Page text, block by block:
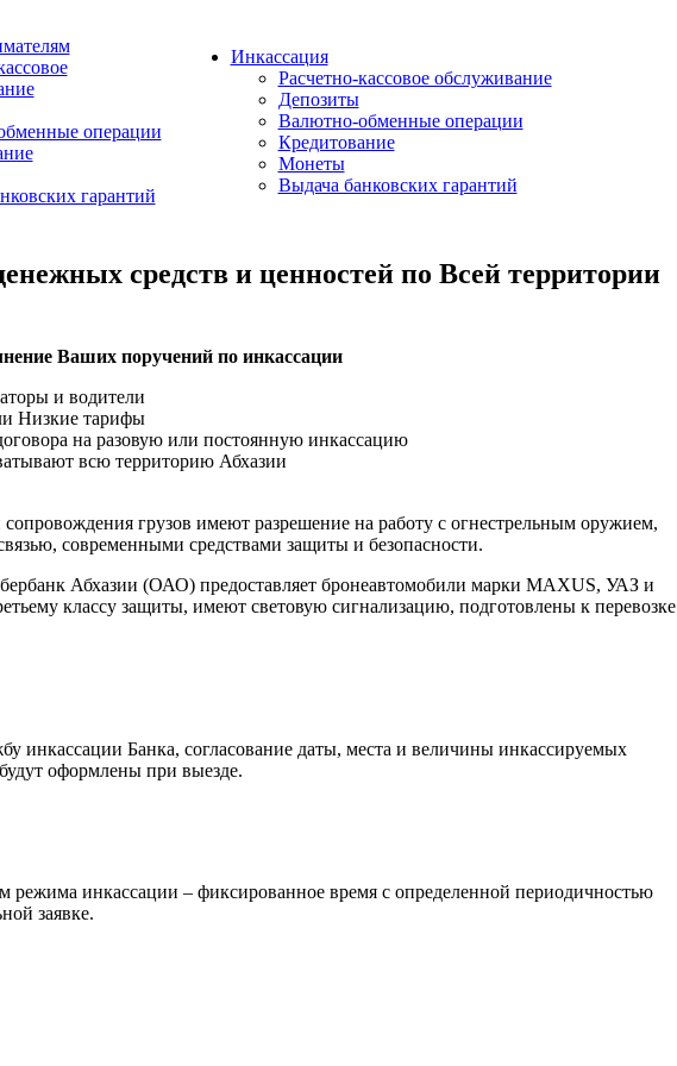
операции
гарантий
Инкассация
Расчетно-кассовое обслуживание
Депозиты
Валютно-обменные операции
Кредитование
Монеты
Выдача банковских гарантий
средств и ценностей по Всей территории
Ваших поручений по инкассации
и водители
Низкие тарифы
на разовую или постоянную инкассацию
всю территорию Абхазии
грузов имеют разрешение на работу с огнестрельным оружием,
современными средствами защиты и безопасности.
Абхазии (ОАО) предоставляет бронеавтомобили марки MAXUS, УАЗ и
классу защиты, имеют световую сигнализацию, подготовлены к перевозке
инкассации Банка, согласование даты, места и величины инкассируемых
оформлены при выезде.
режима инкассации – фиксированное время с определенной периодичностью
заявке.